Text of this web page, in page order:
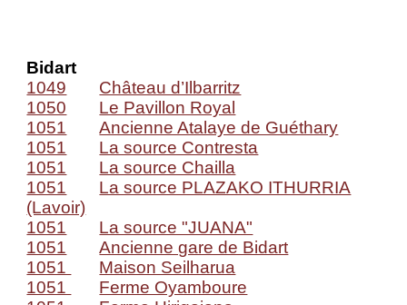
Bidart
1049
Château d’Ilbarritz
1050
Le Pavillon Royal
1051
Ancienne Atalaye de Guéthary
1051
La source Contresta
1051
La source Chailla
1051
La source PLAZAKO ITHURRIA
(Lavoir)
1051
La source "JUANA"
1051
Ancienne gare de Bidart
1051
Maison Seilharua
1051
Ferme Oyamboure